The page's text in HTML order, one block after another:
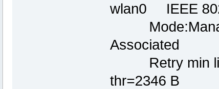
wlan0 IEEE
Associated
Retry min
thr=2346 B